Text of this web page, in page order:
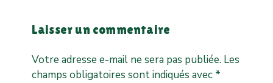
Laisser un commentaire
Votre adresse e-mail ne sera pas publiée. Les
champs obligatoires sont indiqués avec *